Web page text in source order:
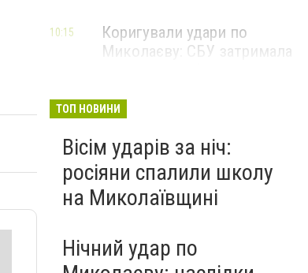
Коригували удари по
Миколаєву: СБУ затримала
10:15
ТОП НОВИНИ
Вісім ударів за ніч:
росіяни спалили школу
на Миколаївщині
Нічний удар по